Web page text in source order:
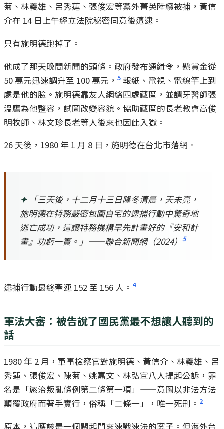
菊、林義雄、呂秀蓮、張俊宏等黨外菁英陸續被捕，黃信
介在 14 日上午經立法院秘密同意後遭逮。
只有施明德跑掉了。
他成了那天晚間新聞的頭條。政府發布通緝令，懸賞金從
50 萬元迅速調升至 100 萬元， 5 報紙、電視、電線竿上到
處是他的臉。施明德靠友人網絡四處藏匿，並請牙醫師張
溫鷹為他整容，試圖改變容貌。協助藏匿的長老教會高俊
明牧師、林文珍長老等人後來也因此入獄。
26 天後，1980 年 1 月 8 日，施明德在台北市落網。
✦「三天後，十二月十三日隆冬清晨，天未亮，
施明德在特務嚴密包圍自宅的逮捕行動中驚奇地
逃亡成功，這讓特務機構早先計畫好的『安和計
畫』功虧一簣。」——聯合新聞網（2024） 5
逮捕行動最終牽連 152 至 156 人。 4
軍法大審：被告說了國民黨最不想讓人聽到的
話
1980 年 2 月，軍事檢察官對施明德、黃信介、林義雄、呂
秀蓮、張俊宏、陳菊、姚嘉文、林弘宣八人提起公訴，罪
名是「懲治叛亂條例第二條第一項」——意圖以非法方法
顛覆政府而著手實行，俗稱「二條一」，唯一死刑。 2
原本，這應該是一個關起門來速戰速決的案子。但海外台